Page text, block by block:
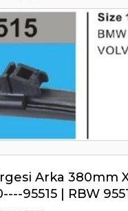
Arka 380mm
95515 | RBW